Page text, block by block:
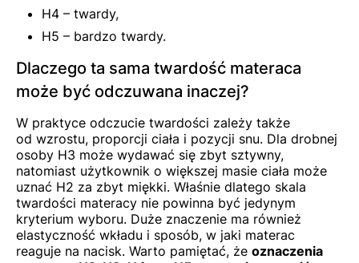
H4 – twardy,
H5 – bardzo twardy.
Dlaczego ta sama twardość materaca
może być odczuwana inaczej?
W praktyce odczucie twardości zależy także
od wzrostu, proporcji ciała i pozycji snu. Dla drobnej
osoby H3 może wydawać się zbyt sztywny,
natomiast użytkownik o większej masie ciała może
uznać H2 za zbyt miękki. Właśnie dlatego skala
twardości materacy nie powinna być jedynym
kryterium wyboru. Duże znaczenie ma również
elastyczność wkładu i sposób, w jaki materac
reaguje na nacisk. Warto pamiętać, że oznaczenia